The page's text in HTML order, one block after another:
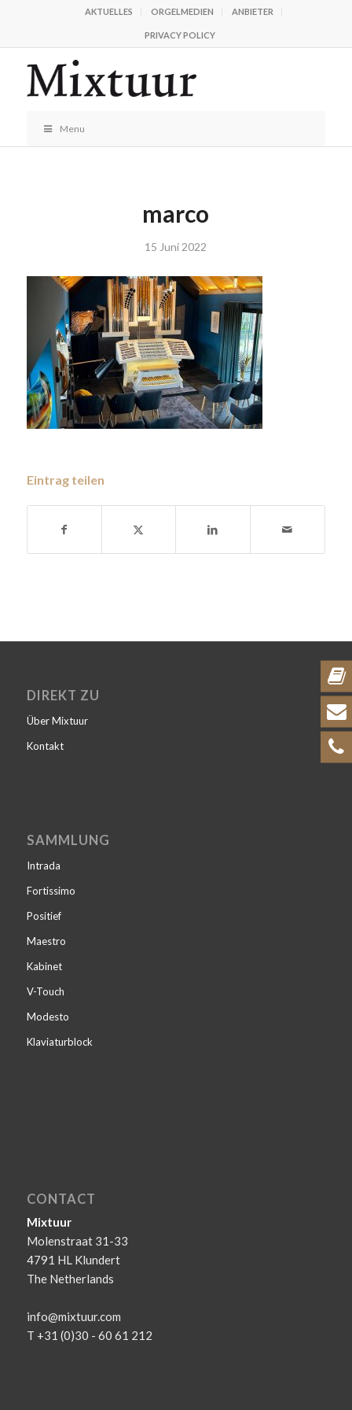
AKTUELLES ORGELMEDIEN ANBIETER
PRIVACY POLICY
Menu
marco
15 Juni 2022
Eintrag teilen
DIREKT ZU
Über Mixtuur
Kontakt
SAMMLUNG
Intrada
Fortissimo
Positief
Maestro
Kabinet
V-Touch
Modesto
Klaviaturblock
CONTACT
Mixtuur
Molenstraat 31-33
4791 HL Klundert
The Netherlands
info@mixtuur.com
T +31 (0)30 - 60 61 212